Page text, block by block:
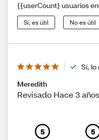
{{userCount} usuarios
Sí, es útil No es útil
Sí,
Meredith
Revisado Hace 3 años
5 5